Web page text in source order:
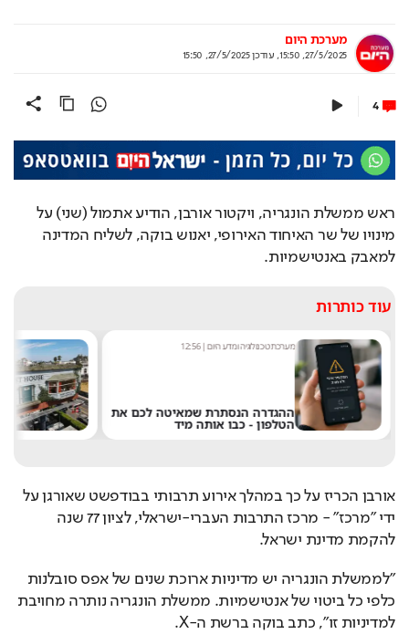
מערכת היום
27/5/2025, 15:50
, עודכן27/5/2025, 15:50
4
למאבק באנטישמיות.
עוד כותרות
מערכת טכנולוגיה ומדע היום|
12:56
ההגדרה הנסתרת שמאיטה לכם את
הטלפון - כבו אותה מיד
אורבן הכריז על כך במהלך אירוע תרבותי בבודפשט שאורגן על
להקמת מדינת ישראל.
למדיניות זו", כתב בוקה ברשת ה-X.